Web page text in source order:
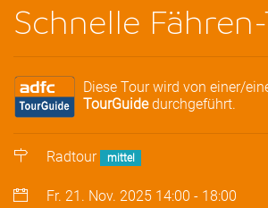
Schnelle
Diese Tour wird von einer/
TourGuidedurchgeführt.
Radtour mittel
Fr. 21. Nov. 2025 14:00 - 18:00